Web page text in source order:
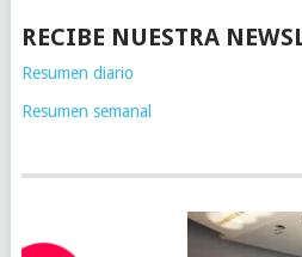
RECIBE NUESTRA
Resumen diario
Resumen semanal